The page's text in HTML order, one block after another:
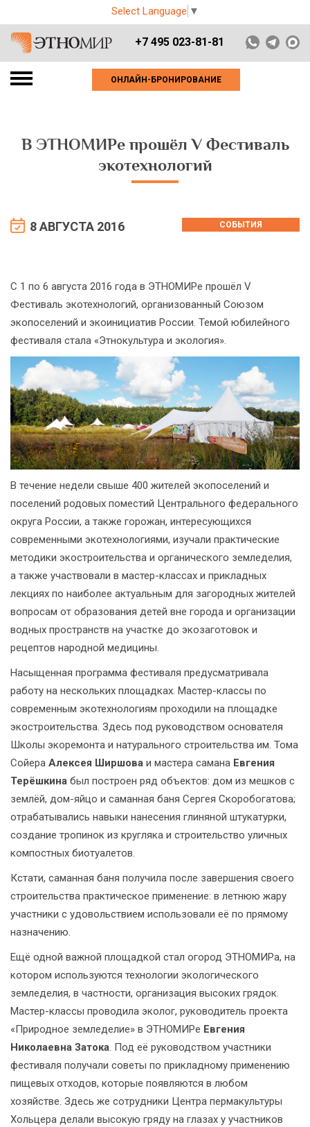
Select Language ▼
+7 495 023-81-81
ОНЛАЙН-БРОНИРОВАНИЕ
В ЭТНОМИРе прошёл V Фестиваль
экотехнологий
8 АВГУСТА 2016 СОБЫТИЯ
С 1 по 6 августа 2016 года в ЭТНОМИРе прошёл V
Фестиваль экотехнологий, организованный Союзом
экопоселений и экоинициатив России. Темой юбилейного
фестиваля стала «Этнокультура и экология».
В течение недели свыше 400 жителей экопоселений и
поселений родовых поместий Центрального федерального
округа России, а также горожан, интересующихся
современными экотехнологиями, изучали практические
методики экостроительства и органического земледелия,
а также участвовали в мастер-классах и прикладных
лекциях по наиболее актуальным для загородных жителей
вопросам от образования детей вне города и организации
водных пространств на участке до экозаготовок и
рецептов народной медицины.
Насыщенная программа фестиваля предусматривала
работу на нескольких площадках. Мастер-классы по
современным экотехнологиям проходили на площадке
экостроительства. Здесь под руководством основателя
Школы экоремонта и натурального строительства им. Тома
Сойера Алексея Ширшова и мастера самана Евгения
Терёшкина был построен ряд объектов: дом из мешков с
землёй, дом-яйцо и саманная баня Сергея Скоробогатова;
отрабатывались навыки нанесения глиняной штукатурки,
создание тропинок из кругляка и строительство уличных
компостных биотуалетов.
Кстати, саманная баня получила после завершения своего
строительства практическое применение: в летнюю жару
участники с удовольствием использовали её по прямому
назначению.
Ещё одной важной площадкой стал огород ЭТНОМИРа, на
котором используются технологии экологического
земледелия, в частности, организация высоких грядок.
Мастер-классы проводила эколог, руководитель проекта
«Природное земледелие» в ЭТНОМИРе Евгения
Николаевна Затока. Под её руководством участники
фестиваля получали советы по прикладному применению
пищевых отходов, которые появляются в любом
хозяйстве. Здесь же сотрудники Центра пермакультуры
Хольцера делали высокую гряду на глазах у участников